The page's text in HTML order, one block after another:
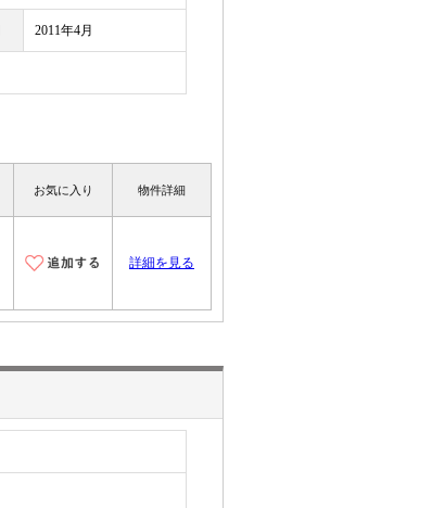
2011年4月
お気に入り 物件詳細
詳細を見る